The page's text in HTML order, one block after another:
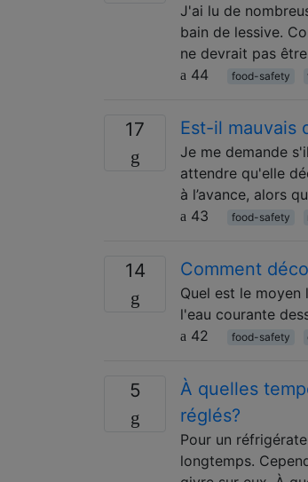
J'ai lu de
bain de lessive.
ne devrait pas
44
food-safety
17 Est-il mauvais
Je me demande
attendre qu'elle
à l’avance, alors
43
food-safety
14 Comment
Quel est le
l'eau courante
42
food-safety
5
À quelles
réglés?
Pour un
longtemps.